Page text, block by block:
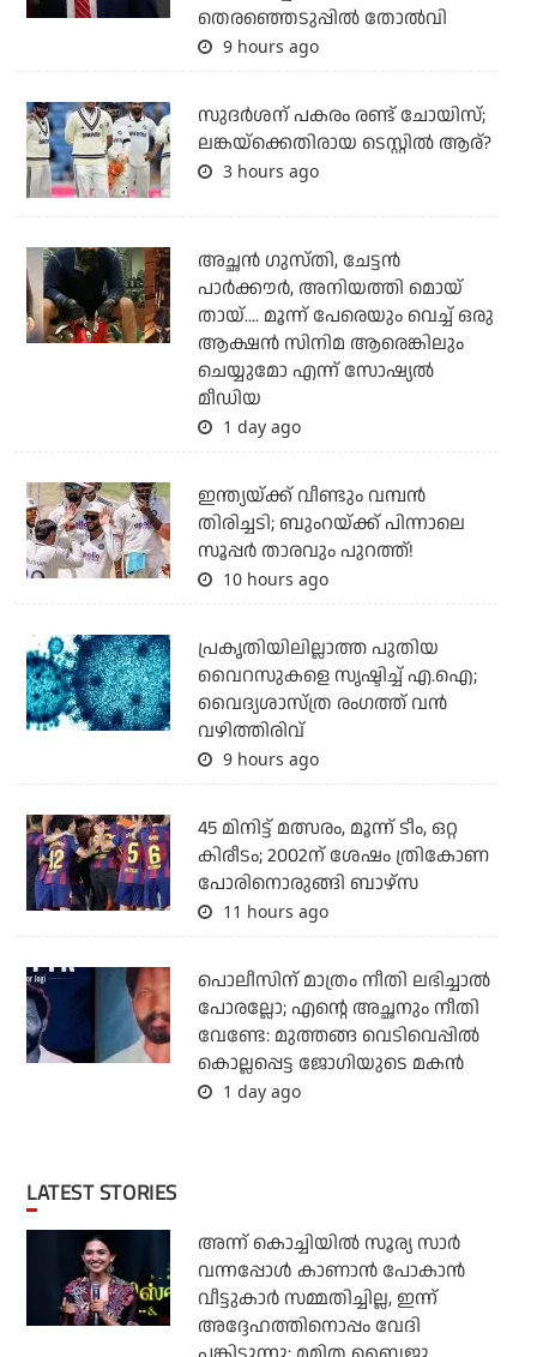
തെരഞ്ഞെടുപ്പില്‍ തോല്‍വി
9 hours ago
സുദര്‍ശന് പകരം രണ്ട് ചോയിസ്;
ലങ്കയ്‌ക്കെതിരായ ടെസ്റ്റില്‍ ആര്?
3 hours ago
അച്ഛന്‍ ഗുസ്തി, ചേട്ടന്‍
പാര്‍ക്കൗര്‍, അനിയത്തി മൊയ്
തായ്.... മൂന്ന് പേരെയും വെച്ച് ഒരു
ആക്ഷന്‍ സിനിമ ആരെങ്കിലും
ചെയ്യുമോ എന്ന് സോഷ്യല്‍
മീഡിയ
1 day ago
ഇന്ത്യയ്ക്ക് വീണ്ടും വമ്പന്‍
തിരിച്ചടി; ബുംറയ്ക്ക് പിന്നാലെ
സൂപ്പര്‍ താരവും പുറത്ത്!
10 hours ago
പ്രകൃതിയിലില്ലാത്ത പുതിയ
വൈറസുകളെ സൃഷ്ടിച്ച് എ.ഐ;
വൈദ്യശാസ്ത്ര രംഗത്ത് വന്‍
വഴിത്തിരിവ്
9 hours ago
45 മിനിട്ട് മത്സരം, മൂന്ന് ടീം, ഒറ്റ
കിരീടം; 2002ന് ശേഷം ത്രികോണ
പോരിനൊരുങ്ങി ബാഴ്‌സ
11 hours ago
പൊലീസിന് മാത്രം നീതി ലഭിച്ചാല്‍
പോരല്ലോ; എന്റെ അച്ഛനും നീതി
വേണ്ടേ: മുത്തങ്ങ വെടിവെപ്പില്‍
കൊല്ലപ്പെട്ട ജോഗിയുടെ മകന്‍
1 day ago
LATEST STORIES
അന്ന് കൊച്ചിയില്‍ സൂര്യ സാര്‍
വന്നപ്പോള്‍ കാണാന്‍ പോകാന്‍
വീട്ടുകാര്‍ സമ്മതിച്ചില്ല, ഇന്ന്
അദ്ദേഹത്തിനൊപ്പം വേദി